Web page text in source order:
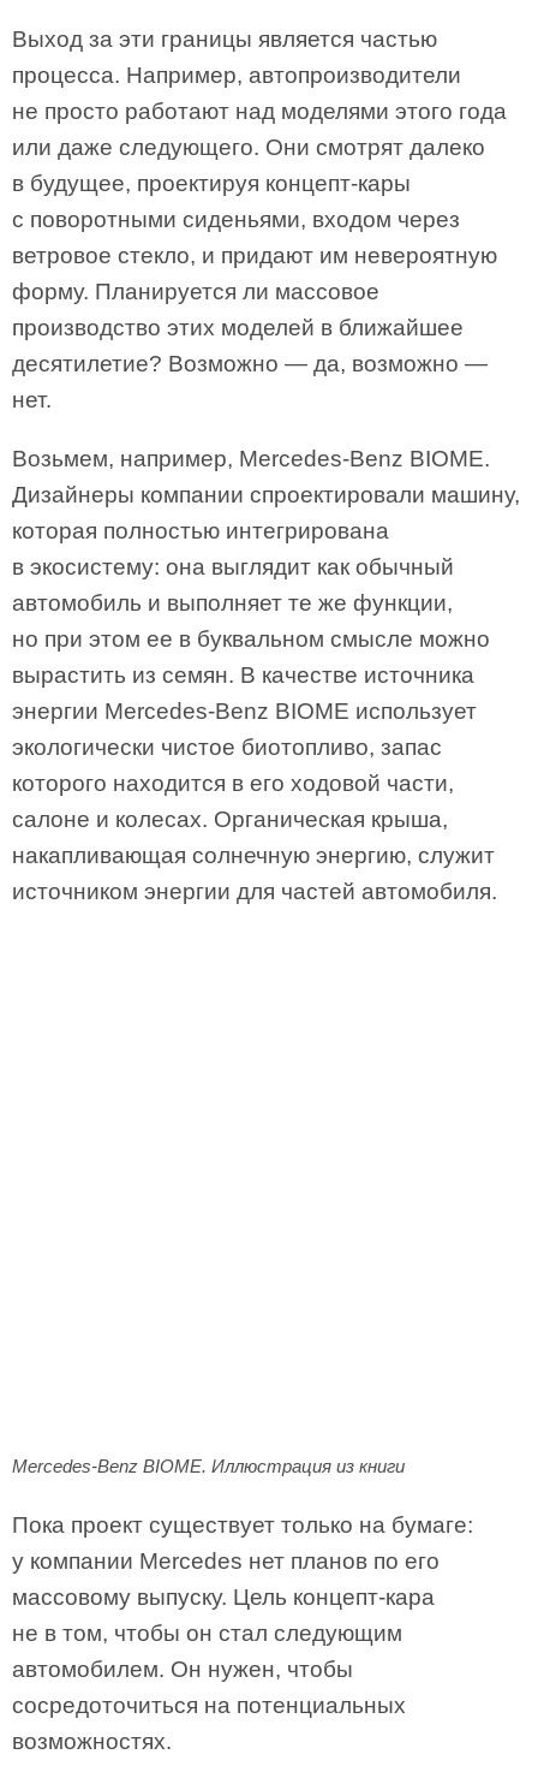
Выход за эти границы является частью
процесса. Например, автопроизводители
не просто работают над моделями этого года
или даже следующего. Они смотрят далеко
в будущее, проектируя концепт-кары
с поворотными сиденьями, входом через
ветровое стекло, и придают им невероятную
форму. Планируется ли массовое
производство этих моделей в ближайшее
десятилетие? Возможно — да, возможно —
нет.
Возьмем, например, Mercedes-Benz BIOME.
Дизайнеры компании спроектировали машину,
которая полностью интегрирована
в экосистему: она выглядит как обычный
автомобиль и выполняет те же функции,
но при этом ее в буквальном смысле можно
вырастить из семян. В качестве источника
энергии Mercedes-Benz BIOME использует
экологически чистое биотопливо, запас
которого находится в его ходовой части,
салоне и колесах. Органическая крыша,
накапливающая солнечную энергию, служит
источником энергии для частей автомобиля.
Mercedes-Benz BIOME. Иллюстрация из книги
Пока проект существует только на бумаге:
у компании Mercedes нет планов по его
массовому выпуску. Цель концепт-кара
не в том, чтобы он стал следующим
автомобилем. Он нужен, чтобы
сосредоточиться на потенциальных
возможностях.